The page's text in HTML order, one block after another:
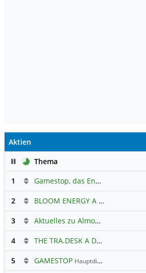
Aktien
PauseThema
1
Gamestop, das Ende naht
2 BLOOM ENERGY A Hauptdiskussion
3 Aktuelles zu Almonty Industries
4 THE TRA.DESK A DL-,000001
5 GAMESTOP Hauptdiskussion